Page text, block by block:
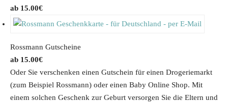
15.00€
Rossmann Gutscheine
15.00€
Oder Sie verschenken einen Gutschein für einen Drogeriemarkt
(zum Beispiel Rossmann) oder einen Baby Online Shop. Mit
einem solchen Geschenk zur Geburt versorgen Sie die Eltern und